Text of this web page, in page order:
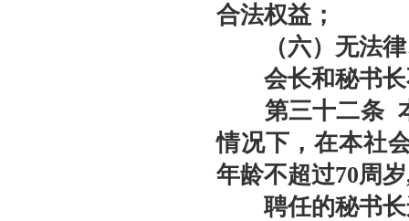
合法权益；
（六）无法律
会长和秘书长
第三十二条
情况下，在本社
年龄不超过70周
聘任的秘书长